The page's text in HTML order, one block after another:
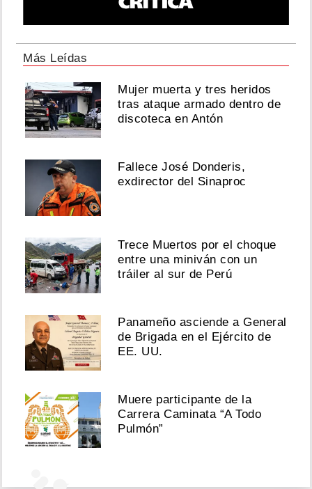
Suben
a
14
los
muertos
en
ataques
de
hutíes
del
Yemen
contra
puerto
Moca
Agosto
09,
Ver
esta
publicación
en
Instagram
Más Leídas
Mujer muerta y tres heridos
tras ataque armado dentro de
discoteca en Antón
Fallece José Donderis,
exdirector del Sinaproc
Trece Muertos por el choque
entre una miniván con un
tráiler al sur de Perú
Panameño asciende a General
de Brigada en el Ejército de
EE. UU.
Muere participante de la
Carrera Caminata “A Todo
Pulmón”